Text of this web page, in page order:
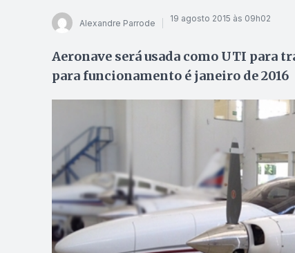
Alexandre Parrode 19 agosto 2015 às 09h02
Aeronave será usada como UTI para
para funcionamento é janeiro de 2016